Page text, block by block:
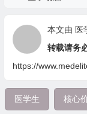
本文由 医
转载请务
https://
医学生 核心